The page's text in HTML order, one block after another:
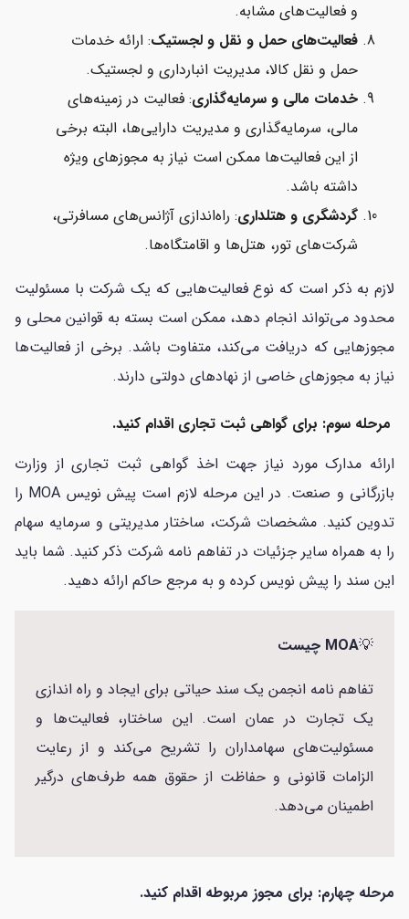
و فعالیت‌های مشابه.
فعالیت‌های حمل و نقل و لجستیک: ارائه خدمات
حمل و نقل کالا، مدیریت انبارداری و لجستیک.
خدمات مالی و سرمایه‌گذاری: فعالیت در زمینه‌های
مالی، سرمایه‌گذاری و مدیریت دارایی‌ها، البته برخی
از این فعالیت‌ها ممکن است نیاز به مجوزهای ویژه
داشته باشد.
گردشگری و هتلداری: راه‌اندازی آژانس‌های مسافرتی،
شرکت‌های تور، هتل‌ها و اقامتگاه‌ها.
لازم به ذکر است که نوع فعالیت‌هایی که یک شرکت با مسئولیت
محدود می‌تواند انجام دهد، ممکن است بسته به قوانین محلی و
مجوزهایی که دریافت می‌کند، متفاوت باشد. برخی از فعالیت‌ها
نیاز به مجوزهای خاصی از نهادهای دولتی دارند.
مرحله سوم: برای گواهی ثبت تجاری اقدام کنید.
ارائه مدارک مورد نیاز جهت اخذ گواهی ثبت تجاری از وزارت
بازرگانی و صنعت. در این مرحله لازم است پیش نویس MOA را
تدوین کنید. مشخصات شرکت، ساختار مدیریتی و سرمایه سهام
را به همراه سایر جزئیات در تفاهم نامه شرکت ذکر کنید. شما باید
این سند را پیش نویس کرده و به مرجع حاکم ارائه دهید.
💡MOA چیست
تفاهم نامه انجمن یک سند حیاتی برای ایجاد و راه اندازی
یک تجارت در عمان است. این ساختار، فعالیت‌ها و
مسئولیت‌های سهامداران را تشریح می‌کند و از رعایت
الزامات قانونی و حفاظت از حقوق همه طرف‌های درگیر
اطمینان می‌دهد.
مرحله چهارم: برای مجوز مربوطه اقدام کنید.